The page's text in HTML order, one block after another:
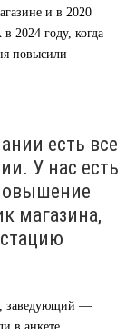
и в 2020
2024 году, когда
повысили
есть все
У нас есть
магазина,
заведующий —